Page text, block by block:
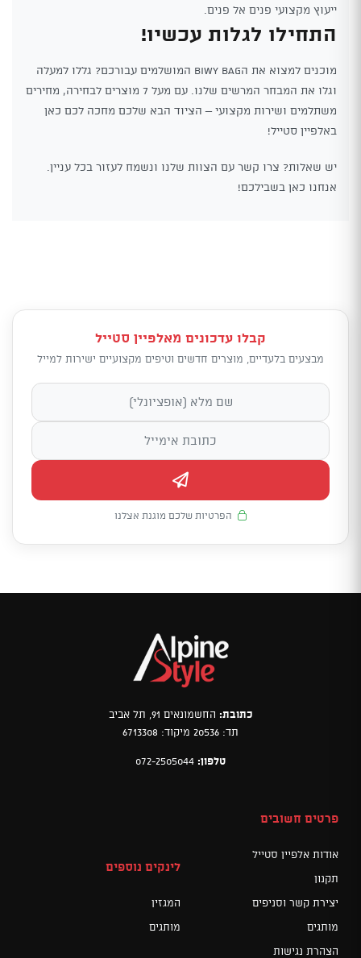
ייעוץ מקצועי פנים אל פנים.
התחילו לגלות עכשיו!
מוכנים למצוא את הBiwy Bag המושלמים עבורכם? גללו למעלה
וגלו את המבחר המרשים שלנו. עם מעל 7 מוצרים לבחירה, מחירים
משתלמים ושירות מקצועי – הציוד הבא שלכם מחכה לכם כאן
באלפיין סטייל!
יש שאלות? צרו קשר עם הצוות שלנו ונשמח לעזור בכל עניין.
אנחנו כאן בשבילכם!
קבלו עדכונים מאלפיין סטייל
מבצעים בלעדיים, מוצרים חדשים וטיפים מקצועיים ישירות למייל
הפרטיות שלכם מוגנת אצלנו
כתובת: החשמונאים 91, תל אביב
תד: 20536 מיקוד: 6713308
טלפון: 072-2505044
פרטים חשובים
אודות אלפיין סטייל
תקנון
יצירת קשר וסניפים
מותגים
הצהרת נגישות
לינקים נוספים
המגזין
מותגים